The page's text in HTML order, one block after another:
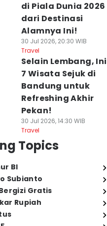
di Piala Dunia 2026
dari Destinasi
Alamnya Ini!
30 Jul 2026, 20:30 WIB
Travel
Selain Lembang, Ini
7 Wisata Sejuk di
Bandung untuk
Refreshing Akhir
Pekan!
30 Jul 2026, 14:30 WIB
Travel
Topics
BI
Subianto
Gratis
Rupiah